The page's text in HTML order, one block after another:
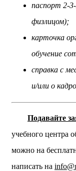
паспорт 2-
физлицом);
карточка
обучение
справка с
и/или о
Подавайте
учебного центра
можно на
написать на